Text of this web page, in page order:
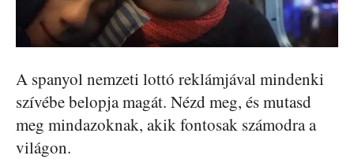
A spanyol nemzeti lottó reklámjával mindenki
szívébe belopja magát. Nézd meg, és mutasd
meg mindazoknak, akik fontosak számodra a
világon.